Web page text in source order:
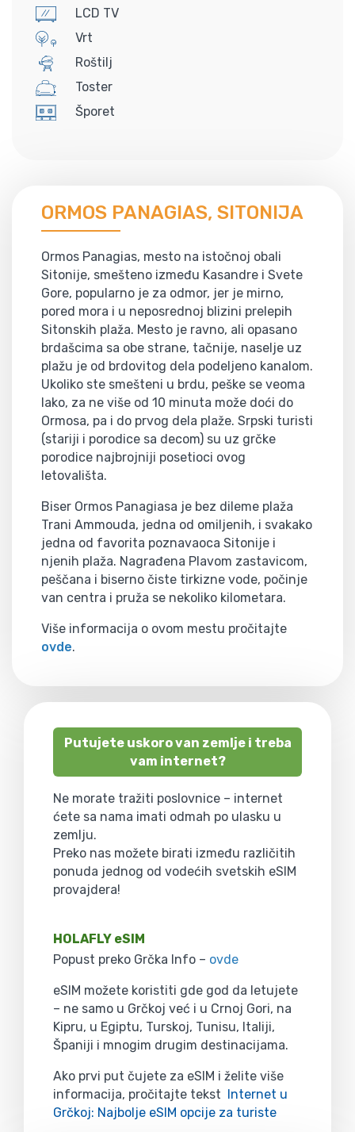
LCD TV
Vrt
Roštilj
Toster
Šporet
ORMOS PANAGIAS, SITONIJA
Ormos Panagias, mesto na istočnoj obali
Sitonije, smešteno između Kasandre i Svete
Gore, popularno je za odmor, jer je mirno,
pored mora i u neposrednoj blizini prelepih
Sitonskih plaža. Mesto je ravno, ali opasano
brdašcima sa obe strane, tačnije, naselje uz
plažu je od brdovitog dela podeljeno kanalom.
Ukoliko ste smešteni u brdu, peške se veoma
lako, za ne više od 10 minuta može doći do
Ormosa, pa i do prvog dela plaže. Srpski turisti
(stariji i porodice sa decom) su uz grčke
porodice najbrojniji posetioci ovog
letovališta.
Biser Ormos Panagiasa je bez dileme plaža
Trani Ammouda, jedna od omiljenih, i svakako
jedna od favorita poznavaoca Sitonije i
njenih plaža. Nagrađena Plavom zastavicom,
peščana i biserno čiste tirkizne vode, počinje
van centra i pruža se nekoliko kilometara.
Više informacija o ovom mestu pročitajte
ovde.
Putujete uskoro van zemlje i treba
vam internet?
Ne morate tražiti poslovnice – internet
ćete sa nama imati odmah po ulasku u
zemlju.
Preko nas možete birati između različitih
ponuda jednog od vodećih svetskih eSIM
provajdera!
HOLAFLY eSIM
Popust preko Grčka Info – ovde
eSIM možete koristiti gde god da letujete
– ne samo u Grčkoj već i u Crnoj Gori, na
Kipru, u Egiptu, Turskoj, Tunisu, Italiji,
Španiji i mnogim drugim destinacijama.
Ako prvi put čujete za eSIM i želite više
informacija, pročitajte tekst Internet u
Grčkoj: Najbolje eSIM opcije za turiste